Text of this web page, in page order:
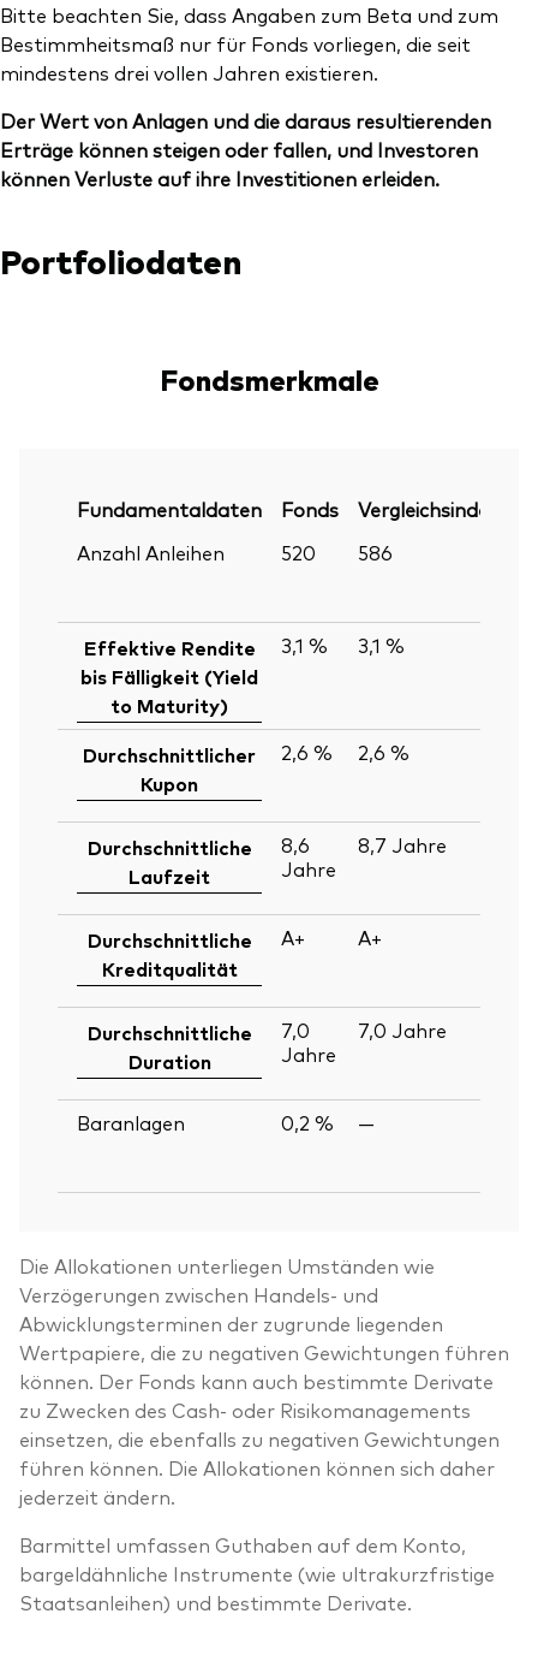
Bitte beachten Sie, dass Angaben zum Beta und zum
Bestimmheitsmaß nur für Fonds vorliegen, die seit
mindestens drei vollen Jahren existieren.
Der Wert von Anlagen und die daraus resultierenden
Erträge können steigen oder fallen, und Investoren
können Verluste auf ihre Investitionen erleiden.
Portfoliodaten
Fondsmerkmale
Fundamentaldaten Fonds Vergleichsindex
Anzahl Anleihen
520 586
Effektive Rendite
bis Fälligkeit (Yield
to Maturity)
3,1 % 3,1 %
Durchschnittlicher
Kupon
2,6 % 2,6 %
Durchschnittliche
Laufzeit
8,6
Jahre
8,7 Jahre
Durchschnittliche
Kreditqualität
A+ A+
Durchschnittliche
Duration
7,0
Jahre
7,0 Jahre
Baranlagen
0,2 % —
Die Allokationen unterliegen Umständen wie
Verzögerungen zwischen Handels- und
Abwicklungsterminen der zugrunde liegenden
Wertpapiere, die zu negativen Gewichtungen führen
können. Der Fonds kann auch bestimmte Derivate
zu Zwecken des Cash- oder Risikomanagements
einsetzen, die ebenfalls zu negativen Gewichtungen
führen können. Die Allokationen können sich daher
jederzeit ändern.
Barmittel umfassen Guthaben auf dem Konto,
bargeldähnliche Instrumente (wie ultrakurzfristige
Staatsanleihen) und bestimmte Derivate.